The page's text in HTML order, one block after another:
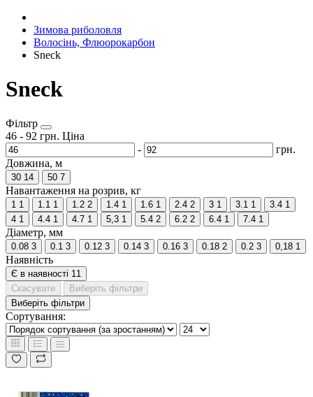
Зимова риболовля
Волосінь, Флюорокарбон
Sneck
Sneck
Фільтр
46 - 92 грн. Ціна
-
грн.
Довжина, м
30 14 50 7
Навантаження на розрив, кг
1 1 1.1 1 1.2 2 1.4 1 1.6 1 2.4 2 3 1 3.1 1 3.4 1
4 1 4.4 1 4.7 1 5,3 1 5.4 2 6.2 2 6.4 1 7.4 1
Діаметр, мм
0.08 3 0.1 3 0.12 3 0.14 3 0.16 3 0.18 2 0.2 3 0,18 1
Наявність
Є в наявності 11
Скасувати
Виберіть фільтри
Виберіть фільтри
Сортування: